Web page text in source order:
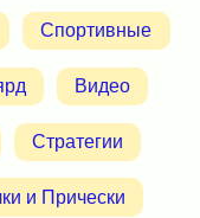
Спортивные
Видео
Стратегии
и Прически